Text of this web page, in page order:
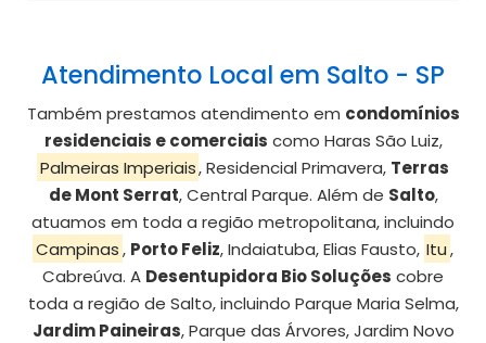
Atendimento Local em Salto - SP
Também prestamos atendimento em condomínios
residenciais e comerciais como Haras São Luiz,
Palmeiras Imperiais, Residencial Primavera, Terras
de Mont Serrat, Central Parque. Além de Salto,
atuamos em toda a região metropolitana, incluindo
Campinas, Porto Feliz, Indaiatuba, Elias Fausto, Itu,
Cabreúva. A Desentupidora Bio Soluções cobre
toda a região de Salto, incluindo Parque Maria Selma,
Jardim Paineiras, Parque das Árvores, Jardim Novo